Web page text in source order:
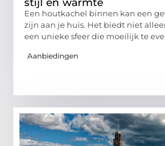
stijl en warmte
Een houtkachel binnen kan een
zijn aan je huis. Het biedt niet
een unieke sfeer die moeilijk te
Aanbiedingen